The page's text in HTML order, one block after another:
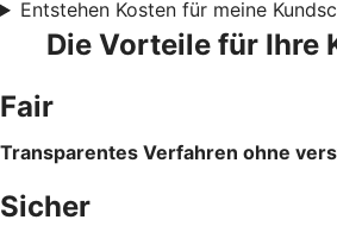
Entstehen Kosten für meine
Die Vorteile für Ihre
Fair
Transparentes Verfahren ohne
Sicher